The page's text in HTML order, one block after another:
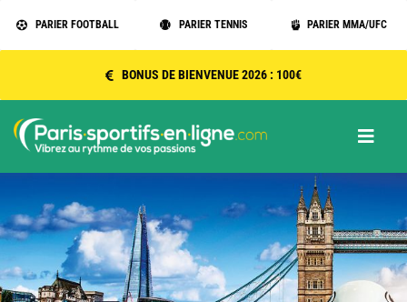
contenu
PARIER FOOTBALL PARIER TENNIS PARIER MMA/UFC
BONUS DE BIENVENUE 2026 : 100€
Toggle
Accueil
Sports